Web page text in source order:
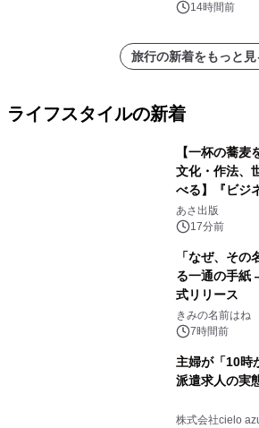
14時間前
旅行の新着をもっと見
ライフスタイルの新着
【一杯の蕎麦
文化・作法、
べる】『ビジ
養としての蕎
（火）発売
あさ出版
17分前
「なぜ、その
る一通の手紙
式リリース
きみの名前はね
7時間前
主婦が「10時
派遣求人の実
株式会社cielo